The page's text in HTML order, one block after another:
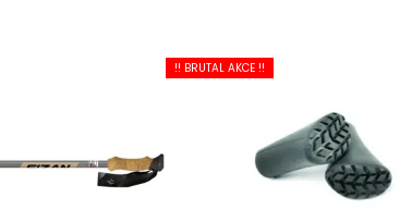
!! BRUTAL AKCE !!